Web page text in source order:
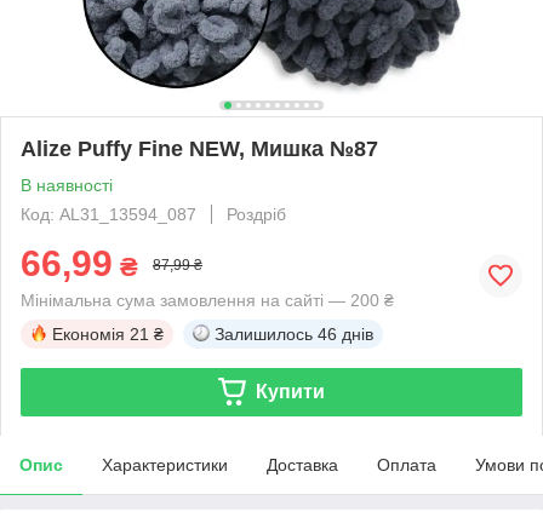
Alize Puffy Fine NEW, Мишка №87
В наявності
Код: AL31_13594_087
Роздріб
66,99 ₴ 87,99 ₴
Мінімальна сума замовлення на сайті — 200 ₴
Економія 21 ₴ Залишилось 46 днів
Купити
Опис Характеристики Доставка Оплата Умови